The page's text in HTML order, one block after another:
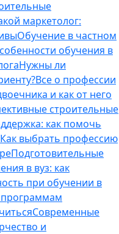
маркетолог:
Обучение в частном
обучения в
Нужны ли
Все о профессии
и как от него
строительные
как помочь
Как выбрать профессию
Подготовительные
в вуз: как
при обучении в
Современные
и